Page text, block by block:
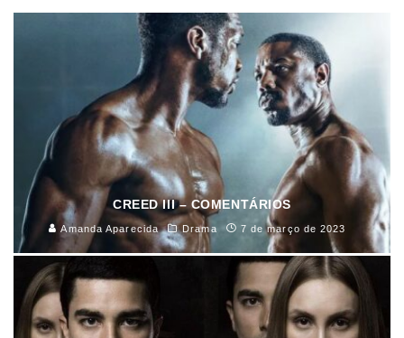
CREED III – COMENTÁRIOS
Amanda Aparecida Drama 7 de março de 2023